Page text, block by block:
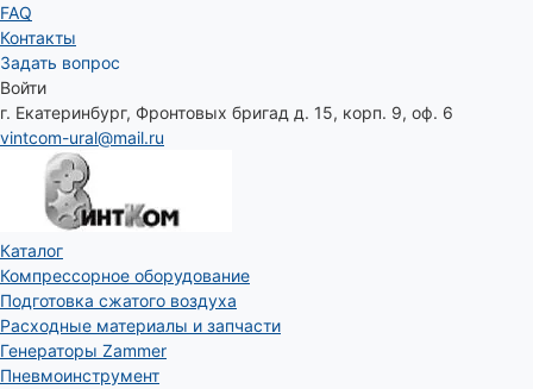
FAQ
Контакты
Задать вопрос
Войти
г. Екатеринбург, Фронтовых бригад д. 15, корп. 9, оф. 6
vintcom-ural@mail.ru
Каталог
Компрессорное оборудование
Подготовка сжатого воздуха
Расходные материалы и запчасти
Генераторы Zammer
Пневмоинструмент